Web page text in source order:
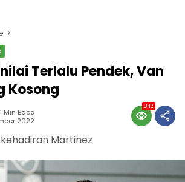
Terlalu Pendek, Van
Kosong
1 Min Baca
2022
842
Martinez